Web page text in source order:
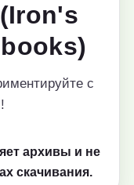
с
архивы и не
скачивания.